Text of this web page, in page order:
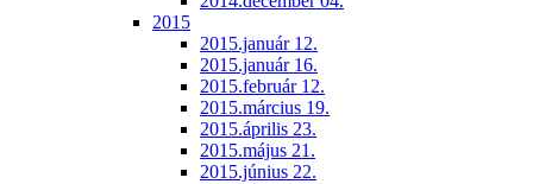
2015
2015.január 12.
2015.január 16.
2015.február 12.
2015.március 19.
2015.április 23.
2015.május 21.
2015.június 22.